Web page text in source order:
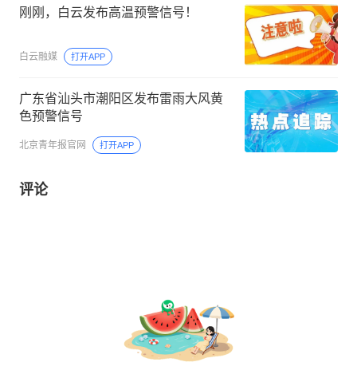
刚刚，白云发布高温预警信号！
白云融媒 打开APP
广东省汕头市潮阳区发布雷雨大风黄
色预警信号
北京青年报官网 打开APP
评论